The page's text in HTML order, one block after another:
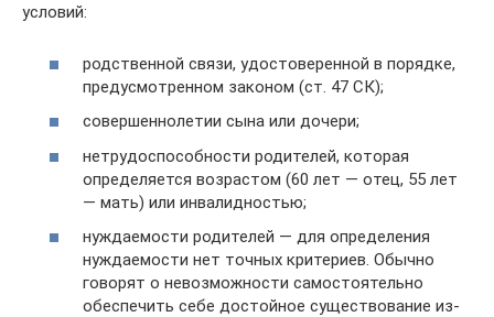
условий:
родственной связи, удостоверенной в порядке,
предусмотренном законом (ст. 47 СК);
совершеннолетии сына или дочери;
нетрудоспособности родителей, которая
определяется возрастом (60 лет — отец, 55 лет
— мать) или инвалидностью;
нуждаемости родителей — для определения
нуждаемости нет точных критериев. Обычно
говорят о невозможности самостоятельно
обеспечить себе достойное существование из-